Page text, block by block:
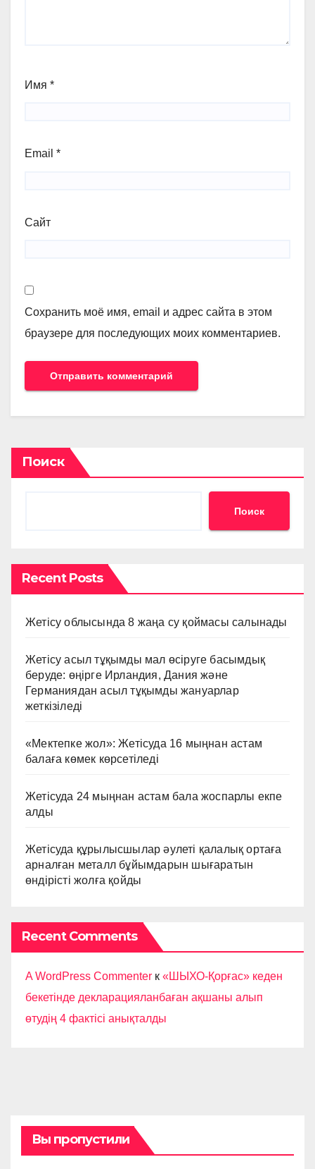
Имя *
Email *
Сайт
Сохранить моё имя, email и адрес сайта в этом
браузере для последующих моих комментариев.
Поиск
Поиск
Recent Posts
Жетісу облысында 8 жаңа су қоймасы салынады
Жетісу асыл тұқымды мал өсіруге басымдық
беруде: өңірге Ирландия, Дания және
Германиядан асыл тұқымды жануарлар
жеткізіледі
«Мектепке жол»: Жетісуда 16 мыңнан астам
балаға көмек көрсетіледі
Жетісуда 24 мыңнан астам бала жоспарлы екпе
алды
Жетісуда құрылысшылар әулеті қалалық ортаға
арналған металл бұйымдарын шығаратын
өндірісті жолға қойды
Recent Comments
A WordPress Commenter к «ШЫХО-Қорғас» кеден
бекетінде декларацияланбаған ақшаны алып
өтудің 4 фактісі анықталды
Вы пропустили